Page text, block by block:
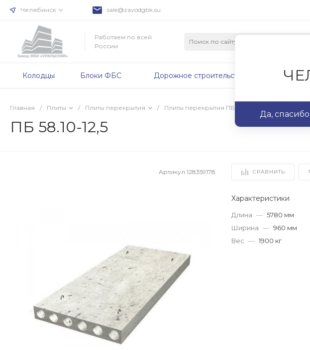
Челябинск sale@zavodgbk.su
Работаем по всей
России
Колодцы Блоки ФБС Дорожное строительство Плиты
Главная / Плиты / Плиты перекрытия / Плиты перекрытия ПБ
ПБ 58.10-12,5
Артикул128359178 СРАВНИТЬ
Характеристики
Длина — 5780 мм
Ширина — 960 мм
Вес — 1900 кг
Да, спасибо